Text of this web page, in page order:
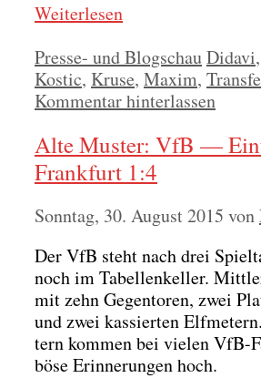
Wei­ter­le­sen
Kategorien
Presse- und BlogschauDidavi,
Kostic, Kruse, Maxim,
Kommentar hinterlassen
Alte Muster: VfB —
Frankfurt 1:4
Sonntag, 30. August 2015 von
Der VfB steht nach drei
noch im Tabel­len­kel­ler.
mit zehn Gegen­to­ren, zwei
und zwei kas­sier­ten
tern kom­men bei vie­len VfB-
böse Erin­ne­run­gen hoch.